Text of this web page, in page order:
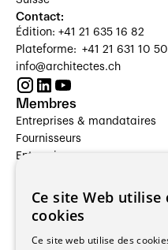
Contact:
Édition: +41 21 635 16 82
Plateforme: +41 21 631 10 50
info@architectes.ch
Membres
Entreprises & mandataires
Fournisseurs
Entreprises
Architectes paysagistes
Architectes d'intérieur
Entreprises générales
Ce site Web utilise
cookies
Ce site web utilise des